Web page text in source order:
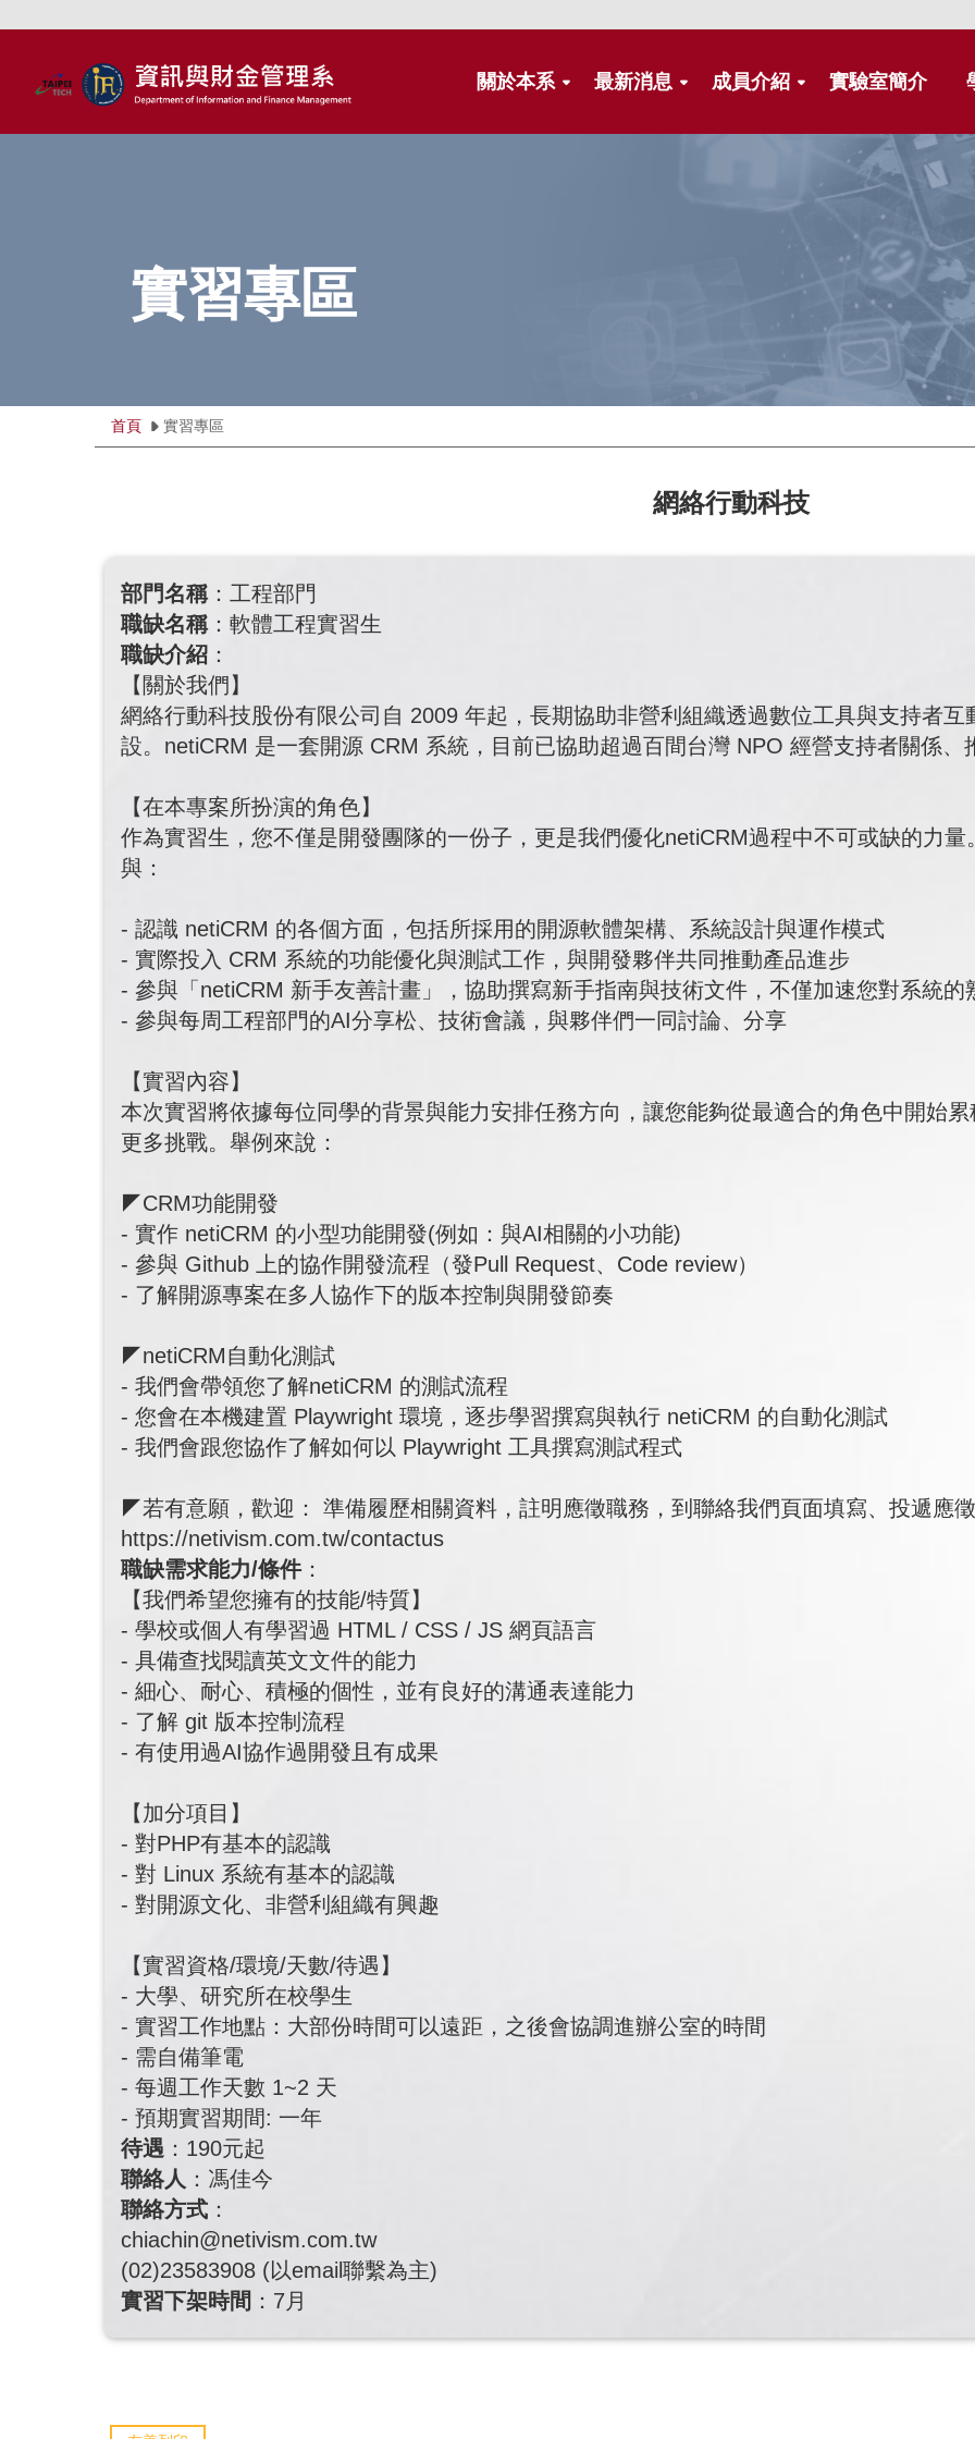
關於本系 最新消息 成員介紹 實驗室簡介
實習專區
首頁 實習專區
網絡行動科技
部門名稱：工程部門
職缺名稱：軟體工程實習生
職缺介紹 ：
【關於我們】
網絡行動科技股份有限公司自 2009 年起，長期協助非營利組織透過數位工具與支持者
設。netiCRM 是一套開源 CRM 系統，目前已協助超過百間台灣 NPO 經營支持者關係、
【在本專案所扮演的角色】
作為實習生，您不僅是開發團隊的一份子，更是我們優化netiCRM過程中不可或缺的力
與：
- 認識 netiCRM 的各個方面，包括所採用的開源軟體架構、系統設計與運作模式
- 實際投入 CRM 系統的功能優化與測試工作，與開發夥伴共同推動產品進步
- 參與「netiCRM 新手友善計畫」，協助撰寫新手指南與技術文件，不僅加速您對系統
- 參與每周工程部門的AI分享松、技術會議，與夥伴們一同討論、分享
【實習內容】
本次實習將依據每位同學的背景與能力安排任務方向，讓您能夠從最適合的角色中開始
更多挑戰。舉例來說：
◤CRM功能開發
- 實作 netiCRM 的小型功能開發(例如：與AI相關的小功能)
- 參與 Github 上的協作開發流程（發Pull Request、Code review）
- 了解開源專案在多人協作下的版本控制與開發節奏
◤netiCRM自動化測試
- 我們會帶領您了解netiCRM 的測試流程
- 您會在本機建置 Playwright 環境，逐步學習撰寫與執行 netiCRM 的自動化測試
- 我們會跟您協作了解如何以 Playwright 工具撰寫測試程式
◤若有意願，歡迎： 準備履歷相關資料，註明應徵職務，到聯絡我們頁面填寫、投遞應
https://netivism.com.tw/contactus
職缺需求能力/條件 ：
【我們希望您擁有的技能/特質】
- 學校或個人有學習過 HTML / CSS / JS 網頁語言
- 具備查找閱讀英文文件的能力
- 細心、耐心、積極的個性，並有良好的溝通表達能力
- 了解 git 版本控制流程
- 有使用過AI協作過開發且有成果
【加分項目】
- 對PHP有基本的認識
- 對 Linux 系統有基本的認識
- 對開源文化、非營利組織有興趣
【實習資格/環境/天數/待遇】
- 大學、研究所在校學生
- 實習工作地點：大部份時間可以遠距，之後會協調進辦公室的時間
- 需自備筆電
- 每週工作天數 1~2 天
- 預期實習期間: 一年
待遇 ：190元起
聯絡人 ：馮佳今
聯絡方式 ：
chiachin@netivism.com.tw
(02)23583908 (以email聯繫為主)
實習下架時間 ：7月